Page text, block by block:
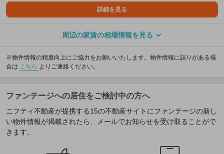
詳細を見る
周辺の家賃の相場情報を見る
※物件情報の精度向上にご協力をお願いいたします。物件情報に誤りがある場
合は こちら よりご連絡ください。
ファンテージへの居住をご検討中の方へ
ニフティ不動産が提携する15の不動産サイトにファンテージの新し
い物件情報が掲載されたら、メールでお知らせを受け取ることがで
きます。